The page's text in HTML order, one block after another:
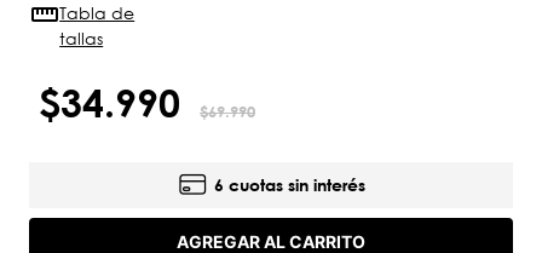
Tabla de
tallas
$34.990 $69.990
6 cuotas sin interés
AGREGAR AL CARRITO